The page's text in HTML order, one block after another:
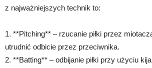
z najważniejszych technik to:
1. **Pitching** – rzucanie piłki przez
utrudnić odbicie przez przeciwnika.
2. **Batting** – odbijanie piłki przy użyciu